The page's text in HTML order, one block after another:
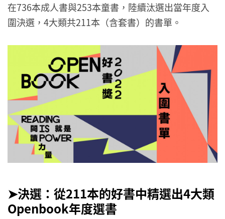
在736本成人書與253本童書，陸續汰選出當年度入
圍決選，4大類共211本（含套書）的書單。
➤決選：從211本的好書中精選出4大類
Openbook年度選書